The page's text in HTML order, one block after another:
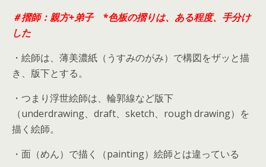
＃摺師：親方+弟子 *色板の摺りは、ある程度、手分け
した
・絵師は、薄美濃紙（うすみのがみ）で構図をザッと描
き、版下とする。
・つまり浮世絵師は、輪郭線など版下
（underdrawing、draft、sketch、rough drawing）を
描く絵師。
・面（めん）で描く（painting）絵師とは違っている